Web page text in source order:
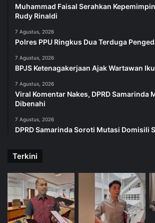
Muhammad Faisal Serahkan
Rudy Rinaldi
7 Agustus, 2026
Polres PPU Ringkus Dua Terduga
7 Agustus, 2026
BPJS Ketenagakerjaan Ajak Wartawan
7 Agustus, 2026
Viral Komentar Nakes, DPRD Samarinda
Dibenahi
7 Agustus, 2026
DPRD Samarinda Soroti Mutasi Domisili
Terkini